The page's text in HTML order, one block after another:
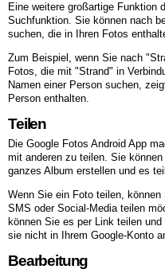
Eine weitere großartige Funktion
Suchfunktion. Sie können nach
suchen, die in Ihren Fotos
Zum Beispiel, wenn Sie nach
Fotos, die mit "Strand" in
Namen einer Person suchen,
Person enthalten.
Teilen
Die Google Fotos Android App
mit anderen zu teilen. Sie
ganzes Album erstellen und es
Wenn Sie ein Foto teilen,
SMS oder Social-Media teilen
können Sie es per Link teilen
sie nicht in Ihrem Google-Konto
Bearbeitung